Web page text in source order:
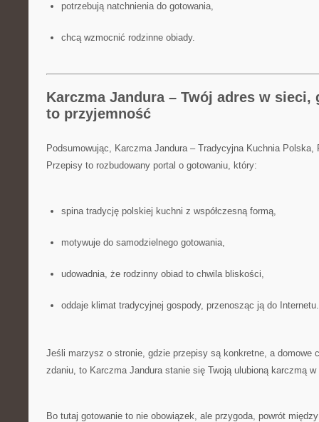
potrzebują natchnienia do gotowania,
chcą wzmocnić rodzinne obiady.
Karczma Jandura – Twój adres w sieci,
to przyjemność
Podsumowując, Karczma Jandura – Tradycyjna Kuchnia Polska,
Przepisy to rozbudowany portal o gotowaniu, który:
spina tradycję polskiej kuchni z współczesną formą,
motywuje do samodzielnego gotowania,
udowadnia, że rodzinny obiad to chwila bliskości,
oddaje klimat tradycyjnej gospody, przenosząc ją do Internetu.
Jeśli marzysz o stronie, gdzie przepisy są konkretne, a domowe
zdaniu, to Karczma Jandura stanie się Twoją ulubioną karczmą
Bo tutaj gotowanie to nie obowiązek, ale przygoda, powrót